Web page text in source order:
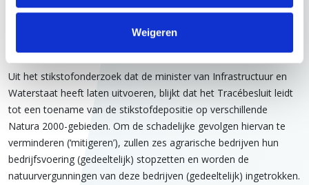
Weigeren
tussenuitspraak (ECLI:NL:RVS:2024:951) stond de vraag centraal
of voldoende is gemotiveerd dat gebruik kan worden gemaakt
van het instrument extern salderen.
Uit het stikstofonderzoek dat de minister van Infrastructuur en
Waterstaat heeft laten uitvoeren, blijkt dat het Tracébesluit leidt
tot een toename van de stikstofdepositie op verschillende
Natura 2000-gebieden. Om de schadelijke gevolgen hiervan te
verminderen (‘mitigeren’), zullen zes agrarische bedrijven hun
bedrijfsvoering (gedeeltelijk) stopzetten en worden de
natuurvergunningen van deze bedrijven (gedeeltelijk) ingetrokken.